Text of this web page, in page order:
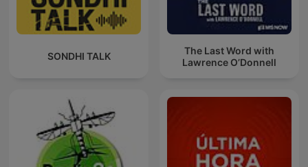
SONDHI TALK
The Last Word with
Lawrence O’Donnell